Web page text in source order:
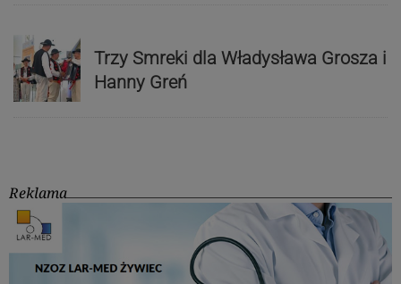
Trzy Smreki dla Władysława Grosza i
Hanny Greń
Reklama